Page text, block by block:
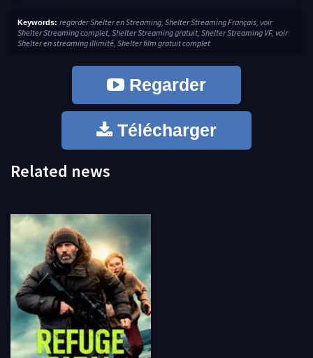
Keywords: regarder Shelter en Streaming, Shelter Streaming Français, voir
Shelter Streaming complet, Shelter Streaming gratuit, Shelter Streaming VF, voir
Shelter en streaming illimité, Shelter film gratuit complet
Regarder
Télécharger
Related news